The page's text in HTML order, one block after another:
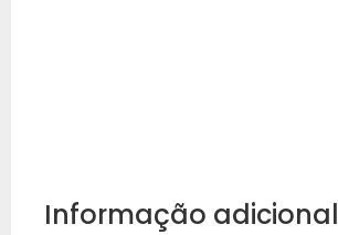
Informação adicional